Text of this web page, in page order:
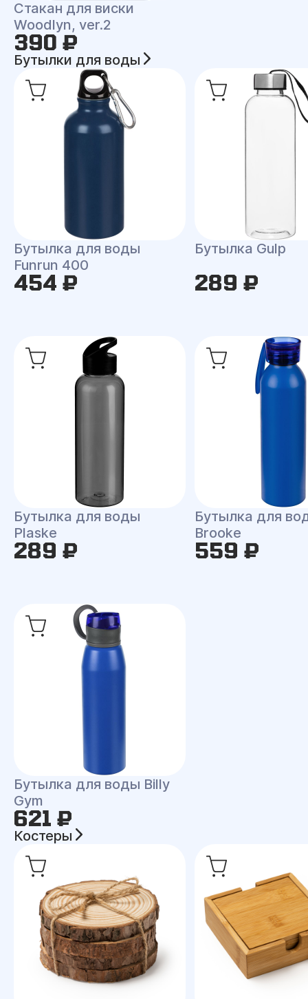
Стакан для виски
Woodlyn, ver.2
390 ₽
Бутылки для воды
Бутылка для воды
Funrun 400
454 ₽
Бутылка Gulp
289 ₽
Бутылка для воды
Plaske
289 ₽
Бутылка для
Brooke
559 ₽
Бутылка для воды Billy
Gym
621 ₽
Костеры